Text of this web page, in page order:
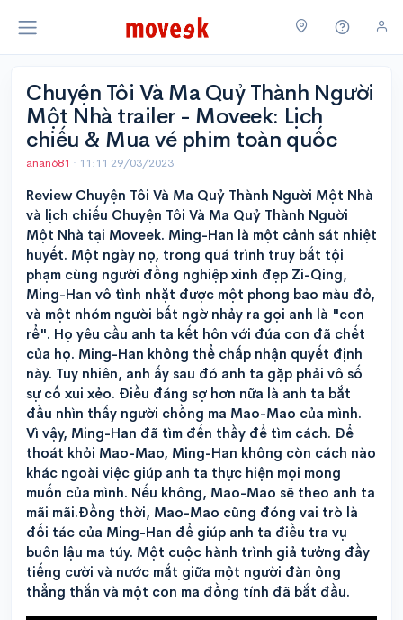
Chuyện Tôi Và Ma Quỷ Thành Người
Một Nhà trailer - Moveek: Lịch
chiếu & Mua vé phim toàn quốc
anan681 · 11:11 29/03/2023
Review Chuyện Tôi Và Ma Quỷ Thành Người Một Nhà
và lịch chiếu Chuyện Tôi Và Ma Quỷ Thành Người
Một Nhà tại Moveek. Ming-Han là một cảnh sát nhiệt
huyết. Một ngày nọ, trong quá trình truy bắt tội
phạm cùng người đồng nghiệp xinh đẹp Zi-Qing,
Ming-Han vô tình nhặt được một phong bao màu đỏ,
và một nhóm người bất ngờ nhảy ra gọi anh là "con
rể". Họ yêu cầu anh ta kết hôn với đứa con đã chết
của họ. Ming-Han không thể chấp nhận quyết định
này. Tuy nhiên, anh ấy sau đó anh ta gặp phải vô số
sự cố xui xẻo. Điều đáng sợ hơn nữa là anh ta bắt
đầu nhìn thấy người chồng ma Mao-Mao của mình.
Vì vậy, Ming-Han đã tìm đến thầy để tìm cách. Để
thoát khỏi Mao-Mao, Ming-Han không còn cách nào
khác ngoài việc giúp anh ta thực hiện mọi mong
muốn của mình. Nếu không, Mao-Mao sẽ theo anh ta
mãi mãi.Đồng thời, Mao-Mao cũng đóng vai trò là
đối tác của Ming-Han để giúp anh ta điều tra vụ
buôn lậu ma túy. Một cuộc hành trình giả tưởng đầy
tiếng cười và nước mắt giữa một người đàn ông
thẳng thắn và một con ma đồng tính đã bắt đầu.